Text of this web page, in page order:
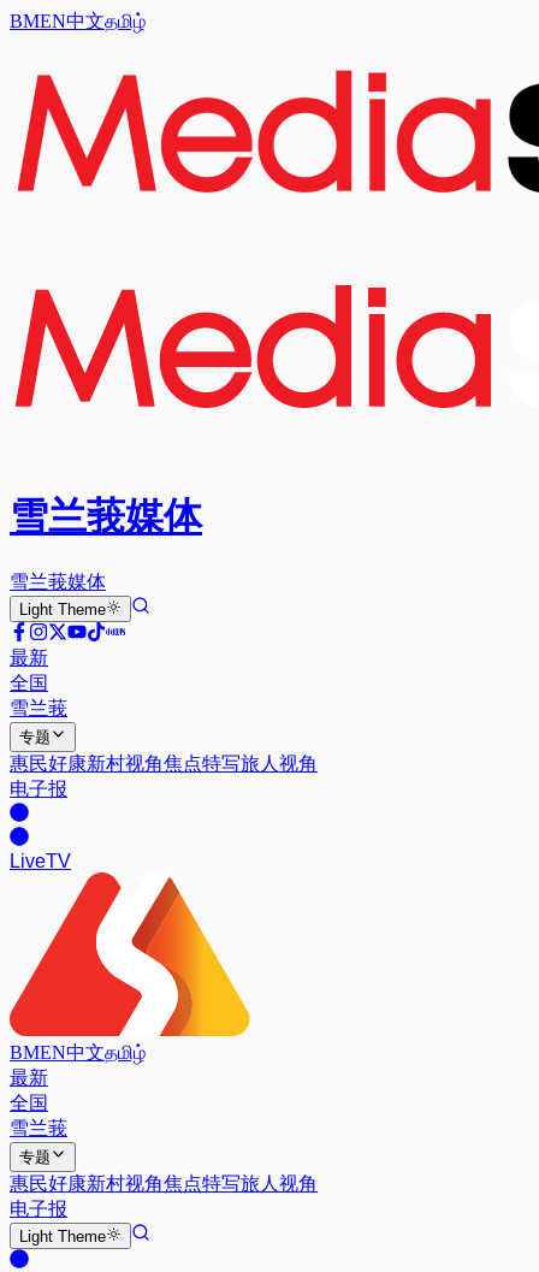
BMEN中文தமிழ்
雪兰莪媒体
雪兰莪媒体
Light Theme
最新
全国
雪兰莪
专题
惠民好康新村视角焦点特写旅人视角
电子报
LiveTV
BMEN中文தமிழ்
最新
全国
雪兰莪
专题
惠民好康新村视角焦点特写旅人视角
电子报
Light Theme